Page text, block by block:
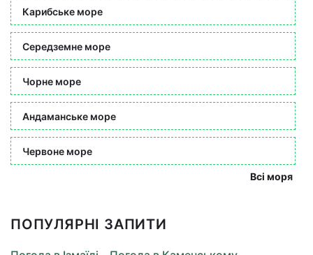
Карибське море
Середземне море
Чорне море
Андаманське море
Червоне море
Всі моря
ПОПУЛЯРНІ ЗАПИТИ